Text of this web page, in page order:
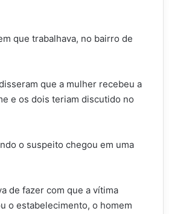
que trabalhava, no bairro de
que a mulher recebeu a
e os dois teriam discutido no
o suspeito chegou em uma
de fazer com que a vítima
o estabelecimento, o homem